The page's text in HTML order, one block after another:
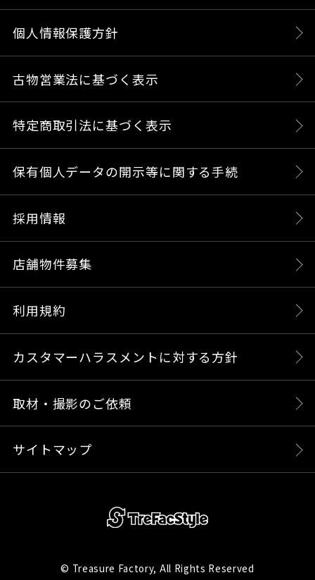
個人情報保護方針
古物営業法に基づく表示
特定商取引法に基づく表示
保有個人データの開示等に関する手続
採用情報
店舗物件募集
利用規約
カスタマーハラスメントに対する方針
取材・撮影のご依頼
サイトマップ
© Treasure Factory, All Rights Reserved